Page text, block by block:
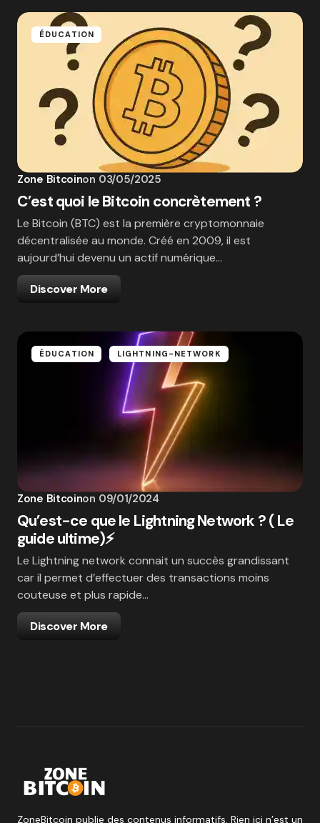
ÉDUCATION
Zone Bitcoinon 03/05/2025
C’est quoi le Bitcoin concrètement ?
Le Bitcoin (BTC) est la première cryptomonnaie
décentralisée au monde. Créé en 2009, il est
aujourd’hui devenu un actif numérique…
Discover More
ÉDUCATION LIGHTNING-NETWORK
Zone Bitcoinon 09/01/2024
Qu’est-ce que le Lightning Network ? ( Le
guide ultime)⚡
Le Lightning network connait un succès grandissant
car il permet d’effectuer des transactions moins
couteuse et plus rapide…
Discover More
ZoneBitcoin publie des contenus informatifs. Rien ici n’est un